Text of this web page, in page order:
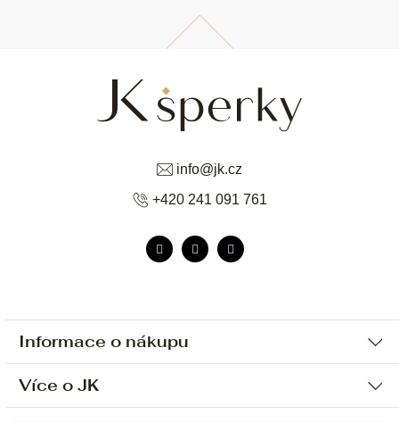
Informace o nákupu
Ochrana osobních údajů
Více o JK
info@jk.cz
+420 241 091 761